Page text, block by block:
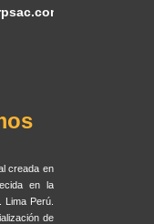
creada en
en la
Lima Perú.
de